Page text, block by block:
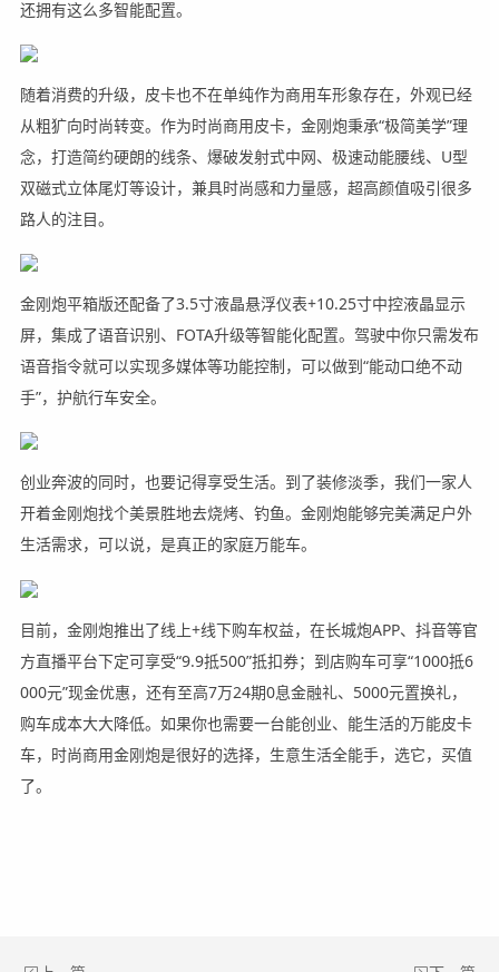
还拥有这么多智能配置。
随着消费的升级，皮卡也不在单纯作为商用车形象存在，外观已经
从粗犷向时尚转变。作为时尚商用皮卡，金刚炮秉承“极简美学”理
念，打造简约硬朗的线条、爆破发射式中网、极速动能腰线、U型
双磁式立体尾灯等设计，兼具时尚感和力量感，超高颜值吸引很多
路人的注目。
金刚炮平箱版还配备了3.5寸液晶悬浮仪表+10.25寸中控液晶显示
屏，集成了语音识别、FOTA升级等智能化配置。驾驶中你只需发布
语音指令就可以实现多媒体等功能控制，可以做到“能动口绝不动
手”，护航行车安全。
创业奔波的同时，也要记得享受生活。到了装修淡季，我们一家人
开着金刚炮找个美景胜地去烧烤、钓鱼。金刚炮能够完美满足户外
生活需求，可以说，是真正的家庭万能车。
目前，金刚炮推出了线上+线下购车权益，在长城炮APP、抖音等官
方直播平台下定可享受“9.9抵500”抵扣券；到店购车可享“1000抵6
000元”现金优惠，还有至高7万24期0息金融礼、5000元置换礼，
购车成本大大降低。如果你也需要一台能创业、能生活的万能皮卡
车，时尚商用金刚炮是很好的选择，生意生活全能手，选它，买值
了。